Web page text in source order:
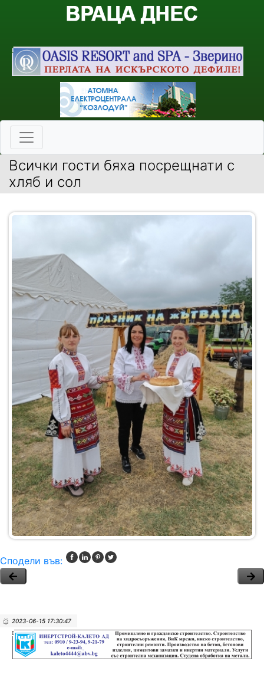
Всички гости бяха посрещнати с
хляб и сол
Сподели във:
2023-06-15 17:30:47